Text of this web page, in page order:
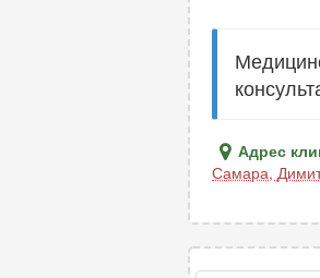
Адрес
Самара,